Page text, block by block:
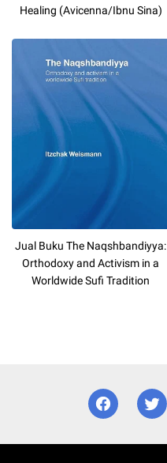
Healing (Avicenna/Ibnu Sina)
Jual Buku The Naqshbandiyya:
Orthodoxy and Activism in a
Worldwide Sufi Tradition